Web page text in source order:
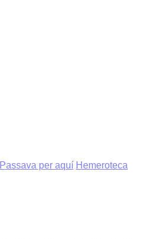
Passava per aquí Hemeroteca